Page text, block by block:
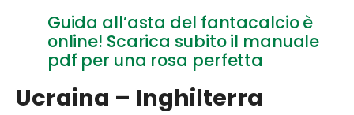
Guida all’asta del fantacalcio è
online! Scarica subito il manuale
pdf per una rosa perfetta
Ucraina – Inghilterra